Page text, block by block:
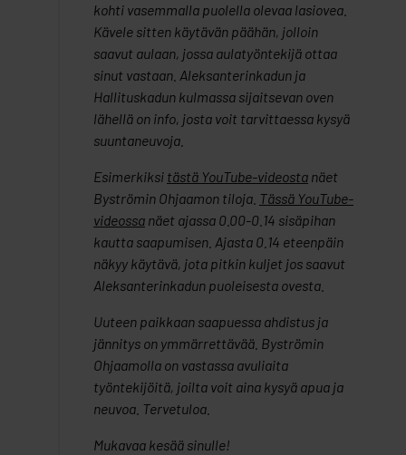
kohti vasemmalla puolella olevaa lasiovea.
Kävele sitten käytävän päähän, jolloin
saavut aulaan, jossa aulatyöntekijä ottaa
sinut vastaan. Aleksanterinkadun ja
Hallituskadun kulmassa sijaitsevan oven
lähellä on info, josta voit tarvittaessa kysyä
suuntaneuvoja.
Esimerkiksi tästä YouTube-videosta näet
Byströmin Ohjaamon tiloja. Tässä YouTube-
videossa näet ajassa 0.00-0.14 sisäpihan
kautta saapumisen. Ajasta 0.14 eteenpäin
näkyy käytävä, jota pitkin kuljet jos saavut
Aleksanterinkadun puoleisesta ovesta.
Uuteen paikkaan saapuessa ahdistus ja
jännitys on ymmärrettävää. Byströmin
Ohjaamolla on vastassa avuliaita
työntekijöitä, joilta voit aina kysyä apua ja
neuvoa. Tervetuloa.
Mukavaa kesää sinulle!